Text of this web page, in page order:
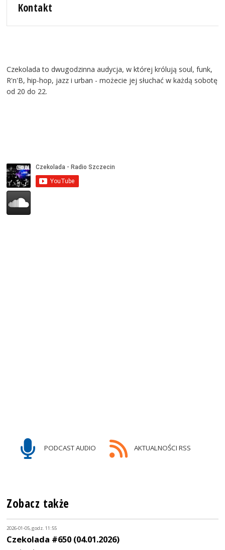
Kontakt
Czekolada to dwugodzinna audycja, w której królują soul, funk,
R'n'B, hip-hop, jazz i urban - możecie jej słuchać w każdą sobotę
od 20 do 22.
PODCAST AUDIO AKTUALNOŚCI RSS
Zobacz także
2026-01-05, godz. 11:55
Czekolada #650 (04.01.2026)